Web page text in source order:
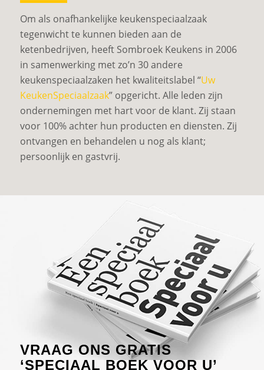
Om als onafhankelijke keukenspeciaalzaak
tegenwicht te kunnen bieden aan de
ketenbedrijven, heeft Sombroek Keukens in 2006
in samenwerking met zo’n 30 andere
keukenspeciaalzaken het kwaliteitslabel “Uw
KeukenSpeciaalzaak” opgericht. Alle leden zijn
ondernemingen met hart voor de klant. Zij staan
voor 100% achter hun producten en diensten. Zij
ontvangen en behandelen u nog als klant;
persoonlijk en gastvrij.
VRAAG ONS GRATIS
‘SPECIAAL BOEK VOOR U’